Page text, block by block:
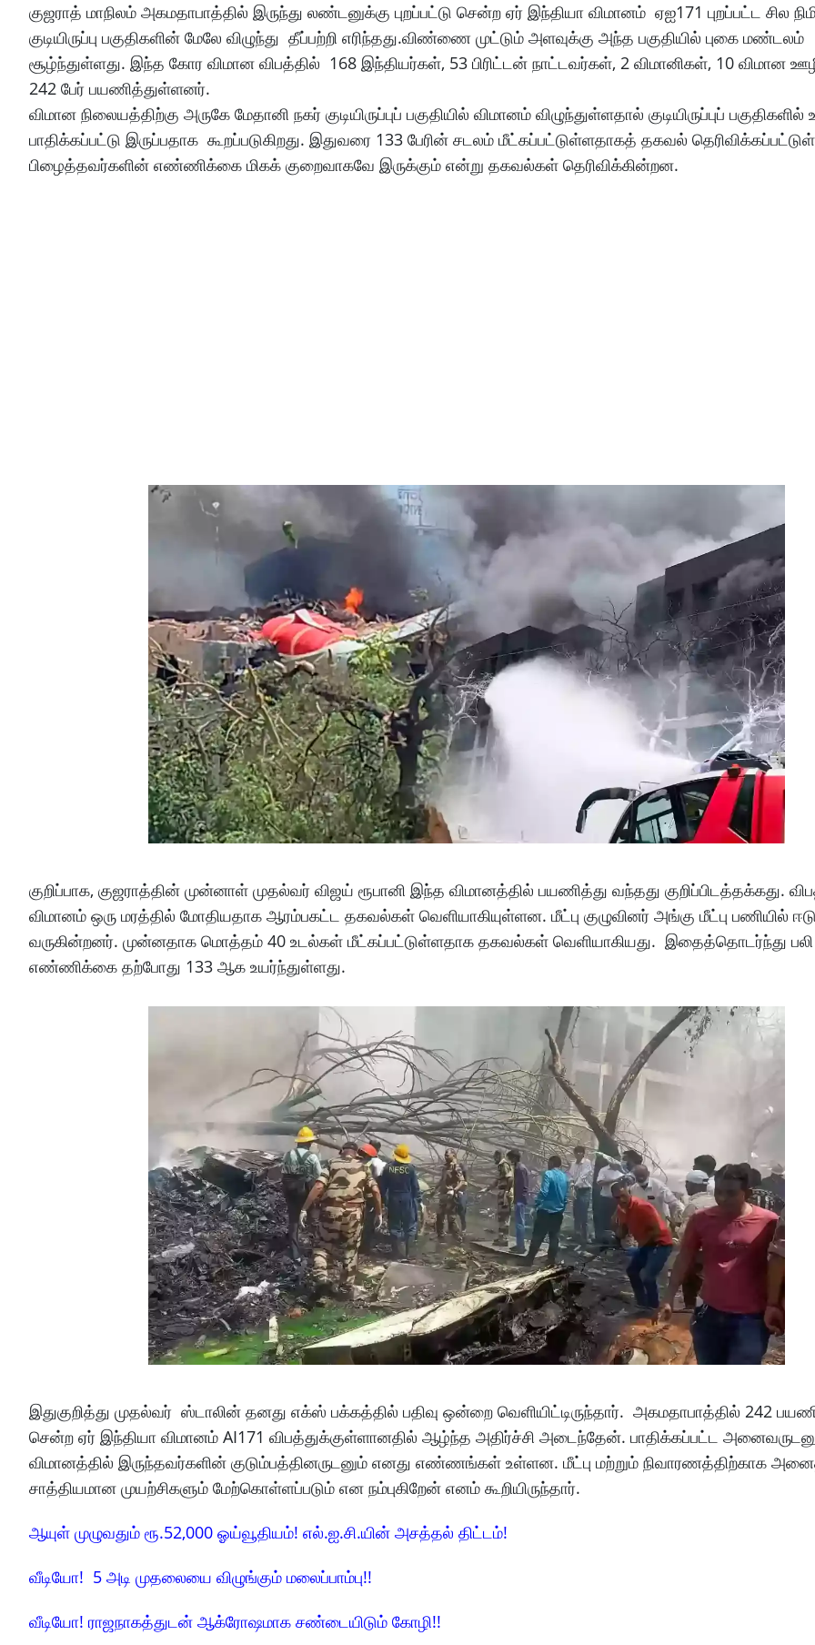
குஜராத் மாநிலம் அகமதாபாத்தில் இருந்து லண்டனுக்கு புறப்பட்டு சென்ற ஏர் இந்தியா விமானம் ஏஐ171 புறப்பட்ட சில
குடியிருப்பு பகுதிகளின் மேலே விழுந்து தீப்பற்றி எரிந்தது.விண்ணை முட்டும் அளவுக்கு அந்த பகுதியில் புகை மண்டலம்
சூழ்ந்துள்ளது. இந்த கோர விமான விபத்தில் 168 இந்தியர்கள், 53 பிரிட்டன் நாட்டவர்கள், 2 விமானிகள், 10 விமான
242 பேர் பயணித்துள்ளனர்.
விமான நிலையத்திற்கு அருகே மேதானி நகர் குடியிருப்புப் பகுதியில் விமானம் விழுந்துள்ளதால் குடியிருப்புப்
பாதிக்கப்பட்டு இருப்பதாக கூறப்படுகிறது. இதுவரை 133 பேரின் சடலம் மீட்கப்பட்டுள்ளதாகத் தகவல்
பிழைத்தவர்களின் எண்ணிக்கை மிகக் குறைவாகவே இருக்கும் என்று தகவல்கள் தெரிவிக்கின்றன.
குறிப்பாக, குஜராத்தின் முன்னாள் முதல்வர் விஜய் ரூபானி இந்த விமானத்தில் பயணித்து வந்தது குறிப்பிடத்தக்கது.
விமானம் ஒரு மரத்தில் மோதியதாக ஆரம்பகட்ட தகவல்கள் வெளியாகியுள்ளன. மீட்பு குழுவினர் அங்கு மீட்பு பணியில்
வருகின்றனர். முன்னதாக மொத்தம் 40 உடல்கள் மீட்கப்பட்டுள்ளதாக தகவல்கள் வெளியாகியது. இதைத்தொடர்ந்து பலி
எண்ணிக்கை தற்போது 133 ஆக உயர்ந்துள்ளது.
இதுகுறித்து முதல்வர் ஸ்டாலின் தனது எக்ஸ் பக்கத்தில் பதிவு ஒன்றை வெளியிட்டிருந்தார். அகமதாபாத்தில் 242
சென்ற ஏர் இந்தியா விமானம் AI171 விபத்துக்குள்ளானதில் ஆழ்ந்த அதிர்ச்சி அடைந்தேன். பாதிக்கப்பட்ட
விமானத்தில் இருந்தவர்களின் குடும்பத்தினருடனும் எனது எண்ணங்கள் உள்ளன. மீட்பு மற்றும் நிவாரணத்திற்காக
சாத்தியமான முயற்சிகளும் மேற்கொள்ளப்படும் என நம்புகிறேன் எனம் கூறியிருந்தார்.
ஆயுள் முழுவதும் ரூ.52,000 ஓய்வூதியம்! எல்.ஐ.சி.யின் அசத்தல் திட்டம்!
வீடியோ! 5 அடி முதலையை விழுங்கும் மலைப்பாம்பு!!
வீடியோ! ராஜநாகத்துடன் ஆக்ரோஷமாக சண்டையிடும் கோழி!!